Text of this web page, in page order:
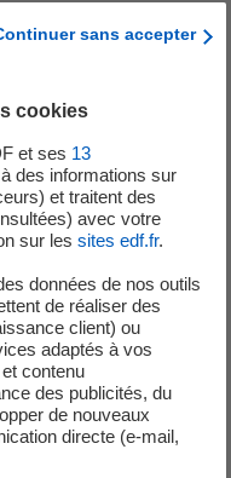
relevés de paramètres,
en anticipant les
courante
: entretien simple,
sur les
énergétique
de combustion,
identifier les leviers
rigoureuse
sans accepter
cookies
et ses 13
des informations sur
et traitent des
avec votre
sur les sites edf.fr.
données de nos outils
de réaliser des
client) ou
adaptés à vos
contenu
des publicités, du
de nouveaux
directe (e-mail,